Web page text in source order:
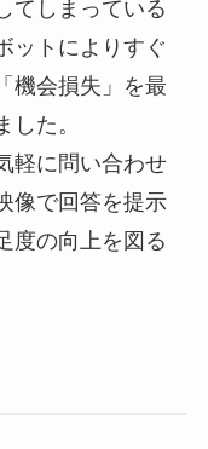
てしまっている
ットによりすぐ
機会損失」を最
た。
軽に問い合わせ
像で回答を提示
度の向上を図る